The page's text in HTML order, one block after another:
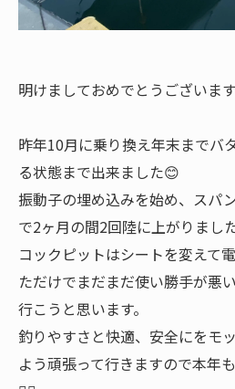
明けましておめでとうございま
昨年10月に乗り換え年末までバ
る状態まで出来ました😊
振動子の埋め込みを始め、スパ
で2ヶ月の間2回陸に上がりまし
コックピットはシートを変えて
ただけでまだまだ使い勝手が悪
行こうと思います。
釣りやすさと快適、安全にをモ
よう頑張って行きますので本年